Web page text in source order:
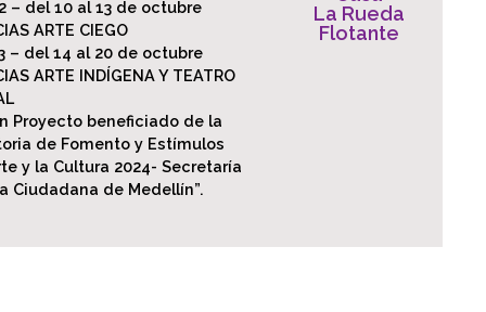
– del 10 al 13 de octubre
ARTE CIEGO
– del 14 al 20 de octubre
ARTE INDÍGENA Y TEATRO
Proyecto beneficiado de la
de Fomento y Estímulos
y la Cultura 2024- Secretaría
Ciudadana de Medellín”.
La Rueda
Flotante